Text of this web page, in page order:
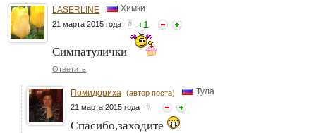
LASERLINE Химки
21 марта 2015 года # +1
Симпатулички
Ответить
Помидориха (автор поста) Тула
21 марта 2015 года #
Спасибо,заходите